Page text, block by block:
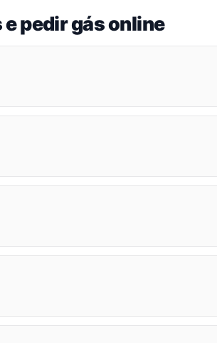
pedir gás online